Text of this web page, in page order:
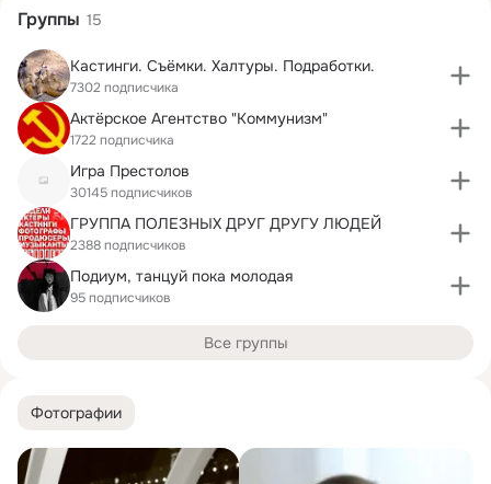
Фотографии
Группы 15
Кастинги. Съёмки. Халтуры. Подработки.
7302 подписчика
Актёрское Агентство "Коммунизм"
1722 подписчика
Игра Престолов
30145 подписчиков
ГРУППА ПОЛЕЗНЫХ ДРУГ ДРУГУ ЛЮДЕЙ
2388 подписчиков
Подиум, танцуй пока молодая
95 подписчиков
Все группы